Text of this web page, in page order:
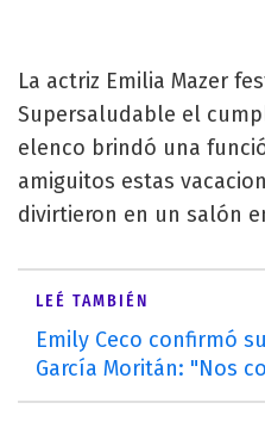
La actriz Emilia Mazer
Supersaludable el
elenco brindó una
amiguitos estas
divirtieron en un salón
LEÉ TAMBIÉN
Emily Ceco confirmó
García Moritán: "Nos